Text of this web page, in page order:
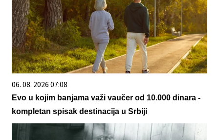
06. 08. 2026 07:08
Evo u kojim banjama važi vaučer od 10.000 dinara -
kompletan spisak destinacija u Srbiji